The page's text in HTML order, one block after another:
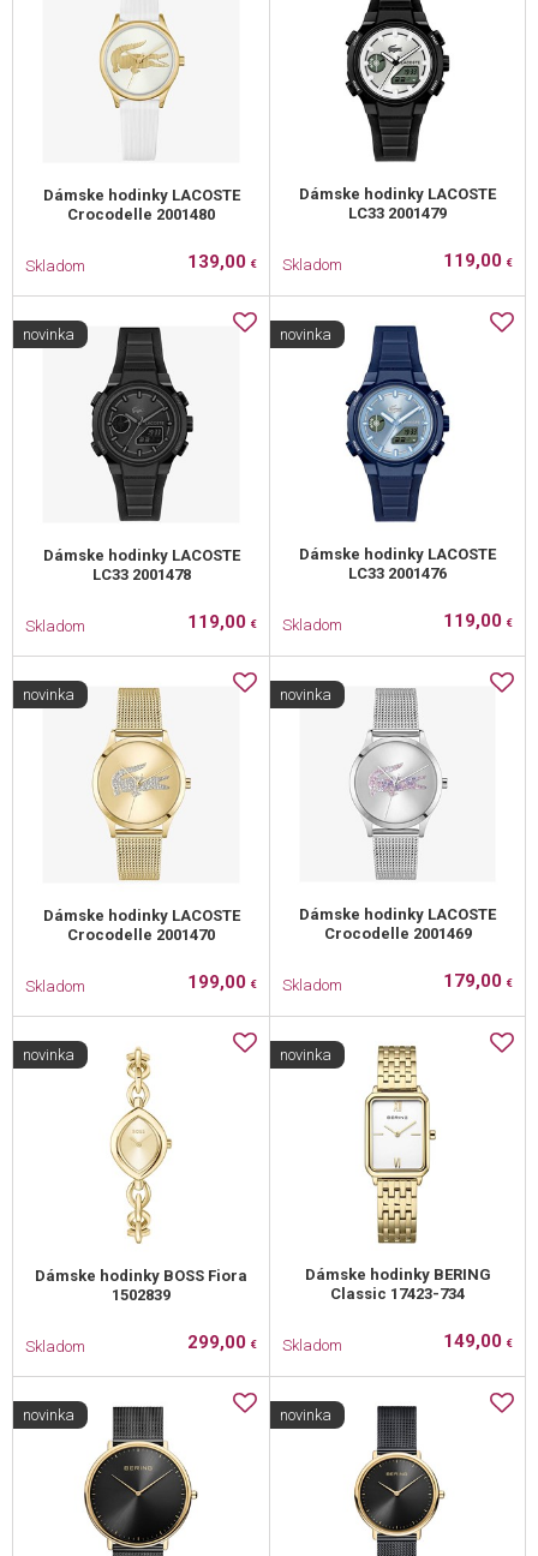
Dámske hodinky LACOSTE
Crocodelle 2001480
Skladom 139,00 €
Dámske hodinky LACOSTE
LC33 2001479
Skladom 119,00 €
Dámske hodinky LACOSTE
LC33 2001478
novinka
Skladom 119,00 €
Dámske hodinky LACOSTE
LC33 2001476
novinka
Skladom 119,00 €
Dámske hodinky LACOSTE
Crocodelle 2001470
novinka
Skladom 199,00 €
Dámske hodinky LACOSTE
Crocodelle 2001469
novinka
Skladom 179,00 €
Dámske hodinky BOSS Fiora
1502839
novinka
Skladom 299,00 €
Dámske hodinky BERING
Classic 17423-734
novinka
Skladom 149,00 €
novinka novinka